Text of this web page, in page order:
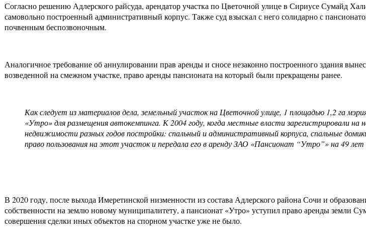
Согласно решению Адлерского райсуда, арендатор участка по Цветочной улице в Сириусе Сумайд
самовольно построенный административный корпус. Также суд взыскал с него солидарно с
почвенным беспозвоночным.
Аналогичное требование об аннулировании прав аренды и сносе незаконно построенного здания
возведенной на смежном участке, право аренды пансионата на который были прекращены ранее.
Как следует из материалов дела, земельный участок на Цветочной улице, 1 площадью 1,2 га
«Утро» для размещения автокемпинга. К 2004 году, когда местные власти зарегистрировали на
недвижимости разных годов постройки: спальный и административный корпуса, спальные
право пользования на этот участок и передала его в аренду ЗАО «Пансионат “Утро”» на 49 лет
В 2020 году, после выхода Имеретинской низменности из состава Адлерского района Сочи и
собственности на землю новому муниципалитету, а пансионат «Утро» уступил право аренды земли
совершения сделки иных объектов на спорном участке уже не было.